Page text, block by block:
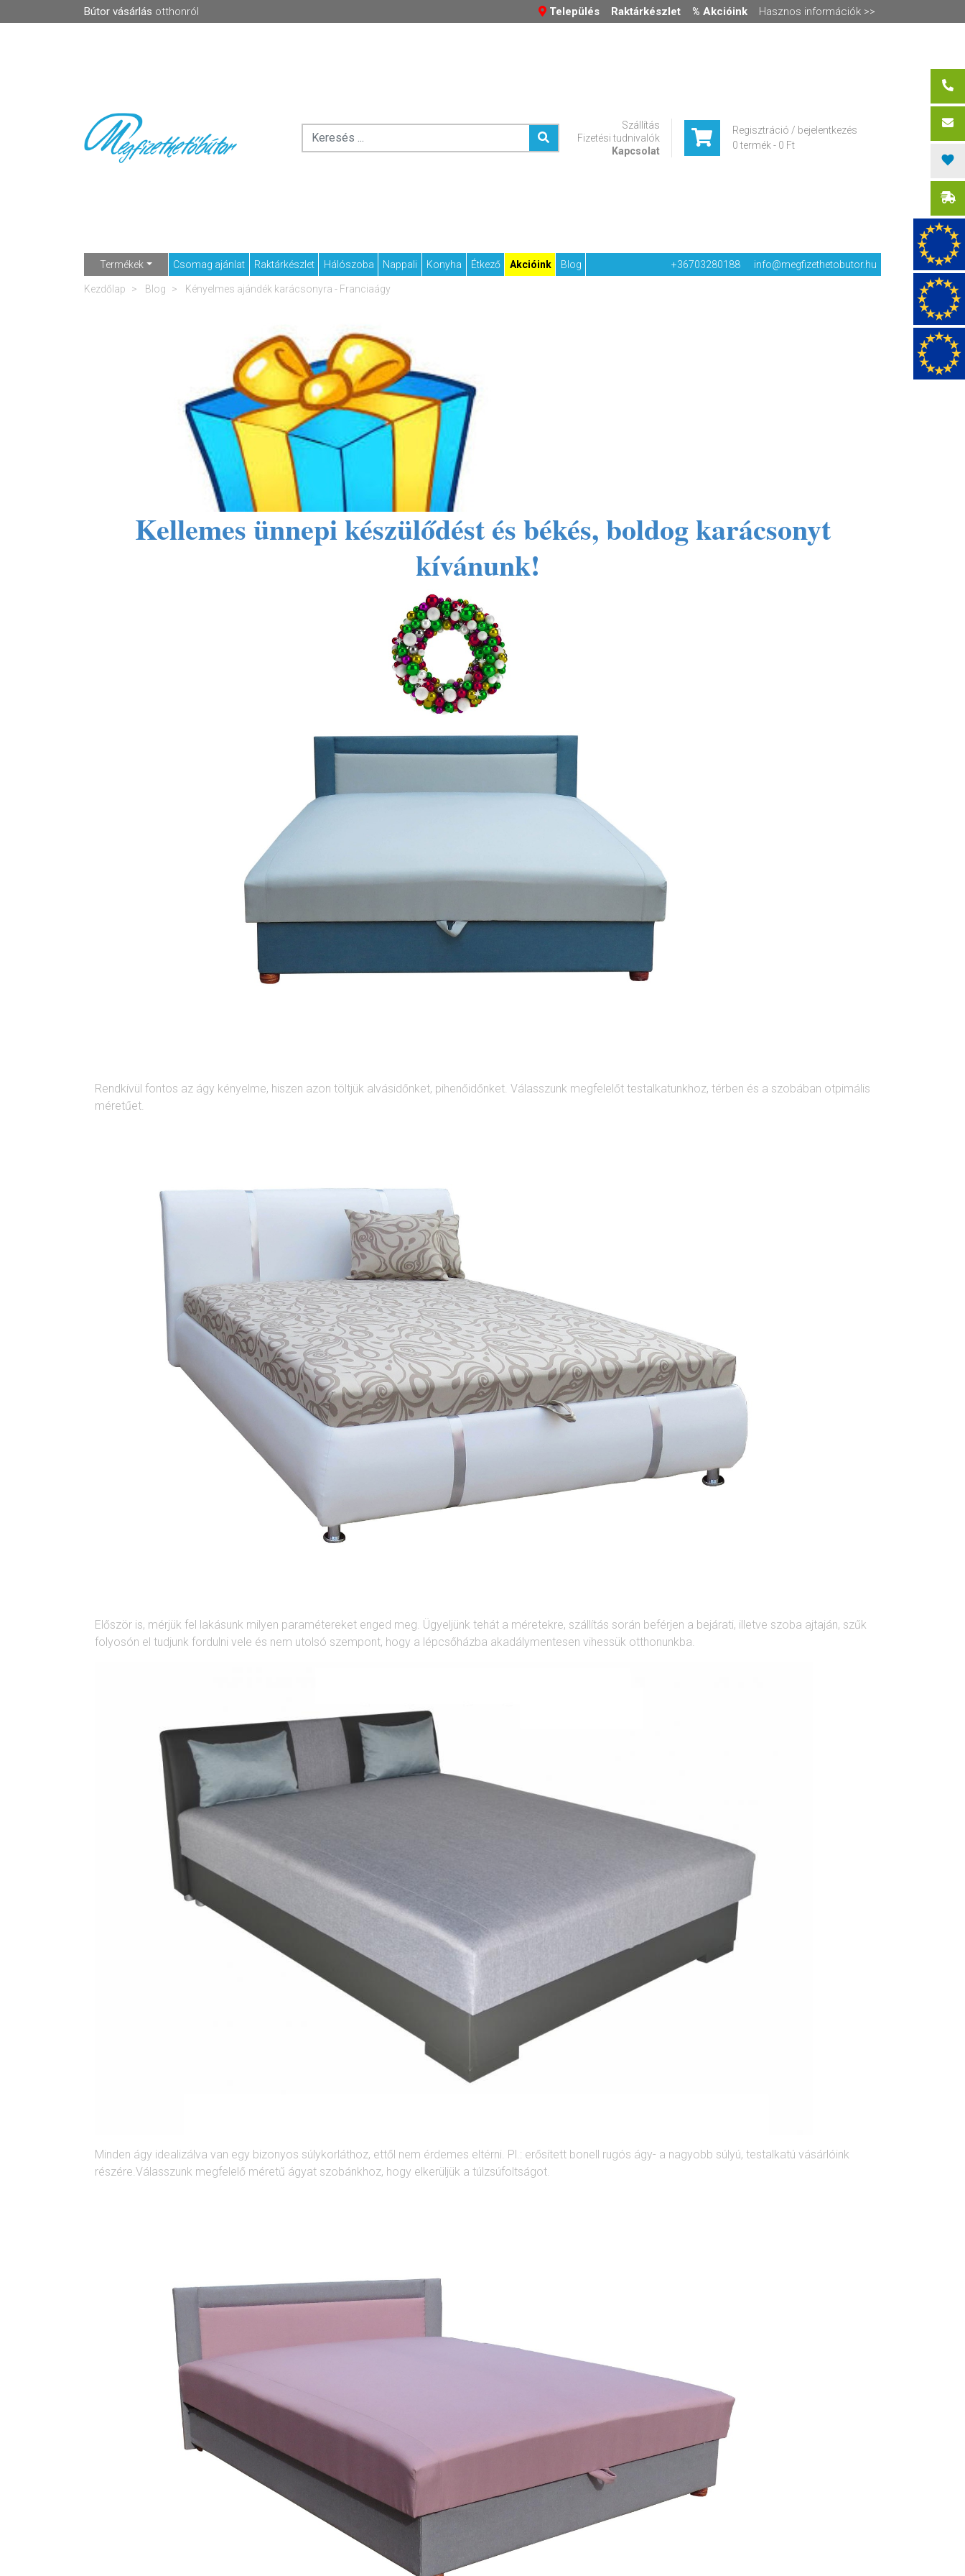
Bútor vásárlás otthonról Település Raktárkészlet % Akcióink Hasznos információk >>
Szállítás
Fizetési tudnivalók
Kapcsolat
Regisztráció / bejelentkezés
0 termék - 0 Ft
Termékek Csomag ajánlat Raktárkészlet Hálószoba Nappali Konyha Étkező Akcióink Blog +36703280188 info@megfizethetobutor.hu
Kezdőlap Blog Kényelmes ajándék karácsonyra - Franciaágy
Kellemes ünnepi készülődést és békés, boldog karácsonyt
kívánunk!
Rendkívül fontos az ágy kényelme, hiszen azon töltjük alvásidőnket, pihenőidőnket. Válasszunk megfelelőt testalkatunkhoz, térben és a szobában otpimális
méretűet.
Először is, mérjük fel lakásunk milyen paramétereket enged meg. Ügyeljünk tehát a méretekre, szállítás során beférjen a bejárati, illetve szoba ajtaján, szűk
folyosón el tudjunk fordulni vele és nem utolsó szempont, hogy a lépcsőházba akadálymentesen vihessük otthonunkba.
Minden ágy idealizálva van egy bizonyos súlykorláthoz, ettől nem érdemes eltérni. Pl.: erősített bonell rugós ágy- a nagyobb súlyú, testalkatú vásárlóink
részére.Válasszunk megfelelő méretű ágyat szobánkhoz, hogy elkerüljük a túlzsúfoltságot.